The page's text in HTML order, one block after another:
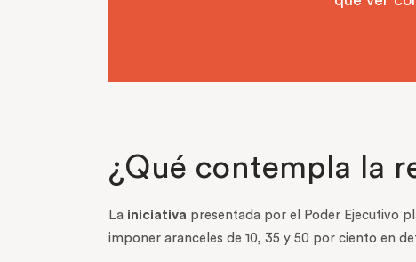
¿Qué contempla la
La iniciativa presentada por el Poder Ejecutivo
imponer aranceles de 10, 35 y 50 por ciento en